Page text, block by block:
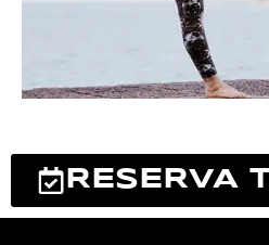
RESERVA